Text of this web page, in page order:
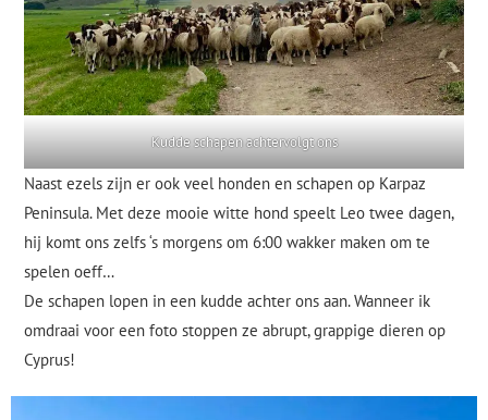
Kudde schapen achtervolgt ons
Naast ezels zijn er ook veel honden en schapen op Karpaz
Peninsula. Met deze mooie witte hond speelt Leo twee dagen,
hij komt ons zelfs ‘s morgens om 6:00 wakker maken om te
spelen oeff…
De schapen lopen in een kudde achter ons aan. Wanneer ik
omdraai voor een foto stoppen ze abrupt, grappige dieren op
Cyprus!